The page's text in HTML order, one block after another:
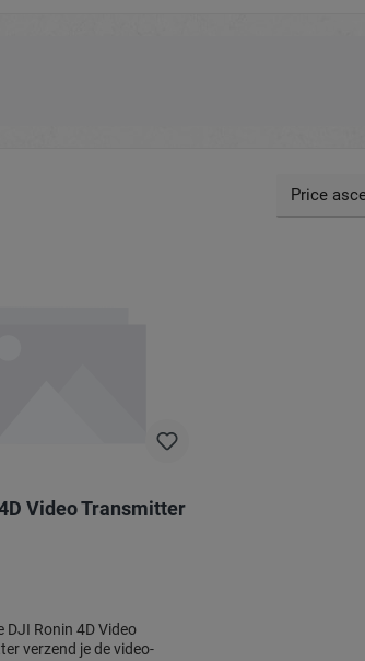
Video Transmitter
DJI Ronin 4D Video
verzend je de video-